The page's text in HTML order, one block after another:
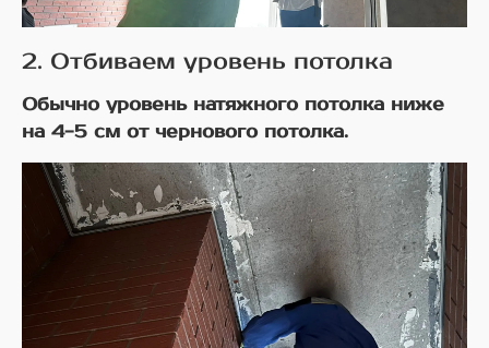
2. Отбиваем уровень потолка
Обычно уровень натяжного потолка ниже
на 4-5 см от чернового потолка.